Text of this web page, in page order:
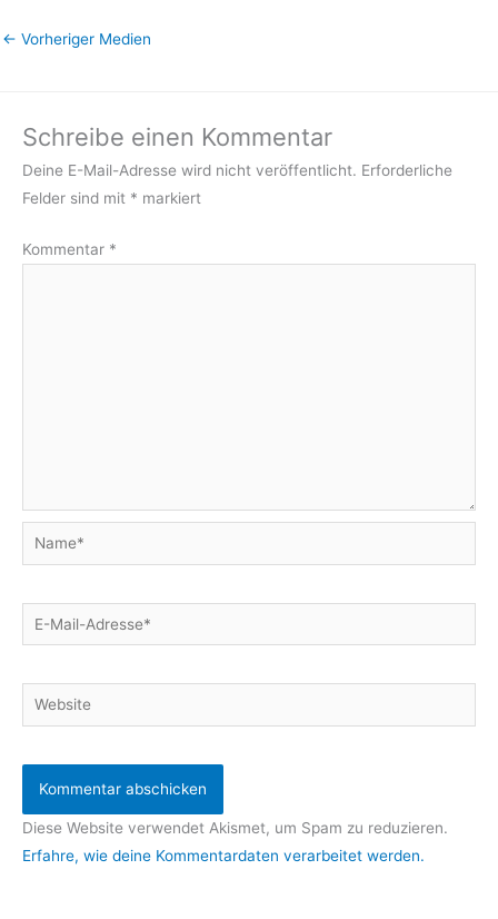
← Vorheriger Medien
Schreibe einen Kommentar
Deine E-Mail-Adresse wird nicht veröffentlicht. Erforderliche
Felder sind mit * markiert
Kommentar *
Name*
E-
Mail-
Website
Diese Website verwendet Akismet, um Spam zu reduzieren.
Erfahre, wie deine Kommentardaten verarbeitet werden.